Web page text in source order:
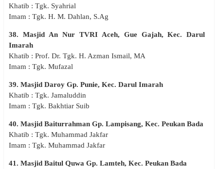
Khatib : Tgk. Syahrial
Imam : Tgk. H. M. Dahlan, S.Ag
38. Masjid An Nur TVRI Aceh, Gue Gajah, Kec. Darul
Imarah
Khatib : Prof. Dr. Tgk. H. Azman Ismail, MA
Imam : Tgk. Mufazal
39. Masjid Daroy Gp. Punie, Kec. Darul Imarah
Khatib : Tgk. Jamaluddin
Imam : Tgk. Bakhtiar Suib
40. Masjid Baiturrahman Gp. Lampisang, Kec. Peukan Bada
Khatib : Tgk. Muhammad Jakfar
Imam : Tgk. Muhammad Jakfar
41. Masjid Baitul Quwa Gp. Lamteh, Kec. Peukan Bada